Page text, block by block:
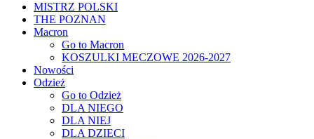
MISTRZ POLSKI
THE POZNAN
Macron
Go to Macron
KOSZULKI MECZOWE 2026-2027
Nowości
Odzież
Go to Odzież
DLA NIEGO
DLA NIEJ
DLA DZIECI